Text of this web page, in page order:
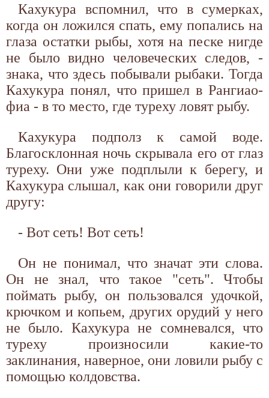
Кахукура вспомнил, что в сумерках,
когда он ложился спать, ему попались на
глаза остатки рыбы, хотя на песке нигде
не было видно человеческих следов, -
знака, что здесь побывали рыбаки. Тогда
Кахукура понял, что пришел в Рангиао-
фиа - в то место, где туреху ловят рыбу.
Кахукура подполз к самой воде.
Благосклонная ночь скрывала его от глаз
туреху. Они уже подплыли к берегу, и
Кахукура слышал, как они говорили друг
другу:
- Вот сеть! Вот сеть!
Он не понимал, что значат эти слова.
Он не знал, что такое "сеть". Чтобы
поймать рыбу, он пользовался удочкой,
крючком и копьем, других орудий у него
не было. Кахукура не сомневался, что
туреху произносили какие-то
заклинания, наверное, они ловили рыбу с
помощью колдовства.